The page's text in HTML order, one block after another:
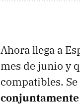
Ahora llega a
mes de junio y
compatibles.
conjuntamente